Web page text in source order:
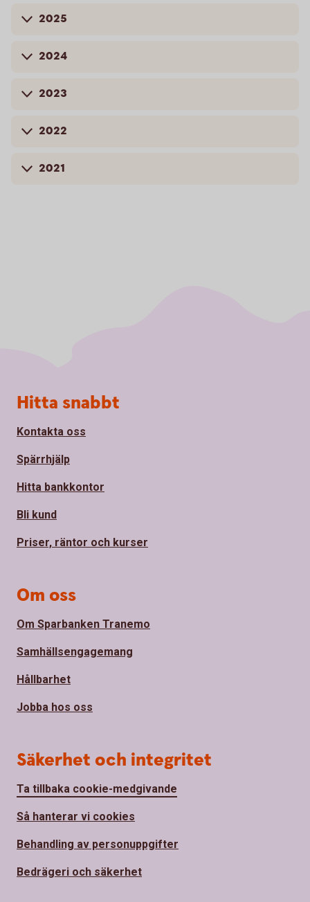
2025
2024
2023
2022
2021
Sidfot
Hitta snabbt
Kontakta oss
Spärrhjälp
Hitta bankkontor
Bli kund
Priser, räntor och kurser
Om oss
Om Sparbanken Tranemo
Samhällsengagemang
Hållbarhet
Jobba hos oss
Säkerhet och integritet
Ta tillbaka cookie-medgivande
Så hanterar vi cookies
Behandling av personuppgifter
Bedrägeri och säkerhet